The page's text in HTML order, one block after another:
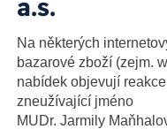
a.s.
Na některých
bazarové zboží (zejm.
nabídek objevují
zneužívající jméno
MUDr. Jarmily